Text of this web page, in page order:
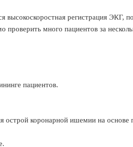
высокоскоростная регистрация ЭКГ,
проверить много пациентов за
пациентов.
острой коронарной ишемии на основе